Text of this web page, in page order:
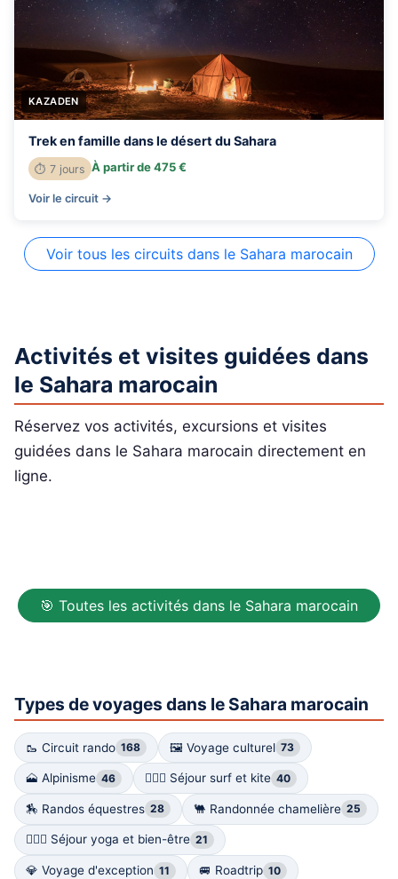
KAZADEN
Trek en famille dans le désert du Sahara
⏱ 7 jours À partir de 475 €
Voir le circuit →
Voir tous les circuits dans le Sahara marocain
Activités et visites guidées dans
le Sahara marocain
Réservez vos activités, excursions et visites
guidées dans le Sahara marocain directement en
ligne.
🎯 Toutes les activités dans le Sahara marocain
Types de voyages dans le Sahara marocain
🥾 Circuit rando 168 🖼 Voyage culturel 73
🗻 Alpinisme 46 🏄🏻‍♀️ Séjour surf et kite 40
🏇 Randos équestres 28 🐫 Randonnée chamelière 25
🧘🏽‍♀️ Séjour yoga et bien-être 21
💎 Voyage d'exception 11 🚐 Roadtrip 10